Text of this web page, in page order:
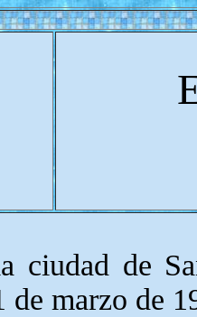
ciudad de
de marzo de